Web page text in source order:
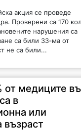
акция се проведе
Проверени са 170
нарушения са
са били 33-ма от
не са били...
от медиците
в
или
възраст